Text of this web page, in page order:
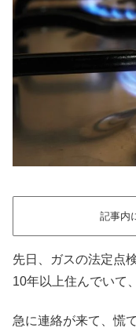
記事内
先日、ガスの法定点
10年以上住んでいて
急に連絡が来て、慌